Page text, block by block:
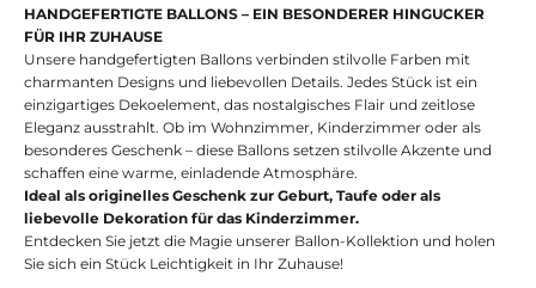
HANDGEFERTIGTE BALLONS – EIN BESONDERER HINGUCKER
FÜR IHR ZUHAUSE
Unsere handgefertigten Ballons verbinden stilvolle Farben mit
charmanten Designs und liebevollen Details. Jedes Stück ist ein
einzigartiges Dekoelement, das nostalgisches Flair und zeitlose
Eleganz ausstrahlt. Ob im Wohnzimmer, Kinderzimmer oder als
besonderes Geschenk – diese Ballons setzen stilvolle Akzente und
schaffen eine warme, einladende Atmosphäre.
Ideal als originelles Geschenk zur Geburt, Taufe oder als
liebevolle Dekoration für das Kinderzimmer.
Entdecken Sie jetzt die Magie unserer Ballon-Kollektion und holen
Sie sich ein Stück Leichtigkeit in Ihr Zuhause!